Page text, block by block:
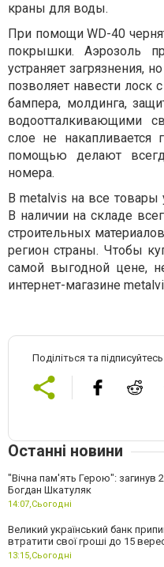
краны для воды.
При помощи WD-40
покрышки. Аэрозоль
устраняет загрязнения,
позволяет навести лоск
бампера, молдинга,
водоотталкивающими
слое не
помощью делают
номера.
В metalvis на все
В наличии на складе
строительных
регион страны. Чтобы
самой выгодной цене,
интернет-магазине
Поділіться та
Останні новини
"Вічна пам'ять Герою": загинув
Богдан Шкатуляк
14:07, Сьогодні
Великий український банк
втратити свої гроші до 15
13:15, Сьогодні